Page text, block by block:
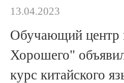
13.04.2023
Обучающий центр
Хорошего"
курс китайского